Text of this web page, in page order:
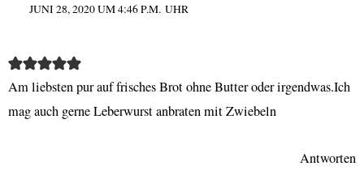
JUNI 28, 2020 UM 4:46 P.M. UHR
Am liebsten pur auf frisches Brot ohne Butter oder irgendwas.Ich
mag auch gerne Leberwurst anbraten mit Zwiebeln
Antworten